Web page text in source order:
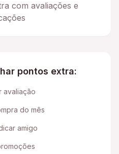
com avaliações e
pontos extra:
avaliação
do mês
amigo